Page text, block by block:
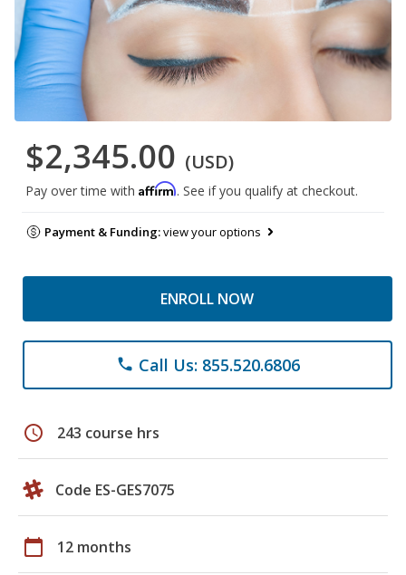
$2,345.00 (USD)
Pay over time with Affirm. See if you qualify at checkout.
Payment & Funding:view your options
ENROLL NOW
phone Call Us: 855.520.6806
schedule 243 course hrs
Code ES-GES7075
calendar_today 12 months